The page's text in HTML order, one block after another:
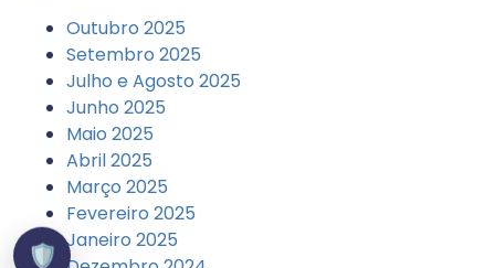
Outubro 2025
Setembro 2025
Julho e Agosto 2025
Junho 2025
Maio 2025
Abril 2025
Março 2025
Fevereiro 2025
Janeiro 2025
🛡️